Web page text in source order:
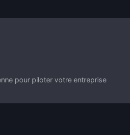
pour piloter votre entreprise